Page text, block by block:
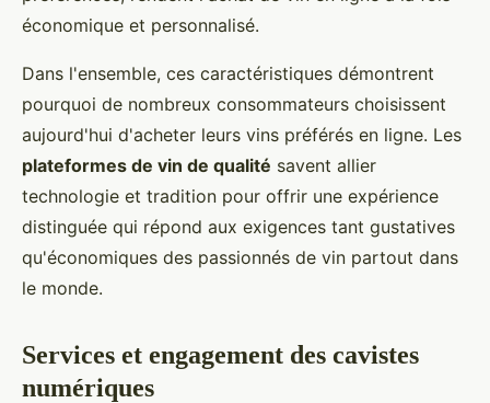
économique et personnalisé.
Dans l'ensemble, ces caractéristiques démontrent
pourquoi de nombreux consommateurs choisissent
aujourd'hui d'acheter leurs vins préférés en ligne. Les
plateformes de vin de qualité savent allier
technologie et tradition pour offrir une expérience
distinguée qui répond aux exigences tant gustatives
qu'économiques des passionnés de vin partout dans
le monde.
Services et engagement des cavistes
numériques